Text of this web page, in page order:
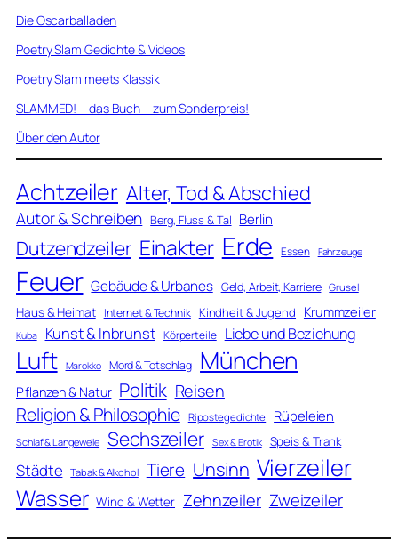
Die Oscarballaden
Poetry Slam Gedichte & Videos
Poetry Slam meets Klassik
SLAMMED! – das Buch – zum Sonderpreis!
Über den Autor
Achtzeiler Alter, Tod & Abschied
Autor & Schreiben Berg, Fluss & Tal Berlin
Dutzendzeiler Einakter Erde Essen Fahrzeuge
Feuer Gebäude & Urbanes Geld, Arbeit, Karriere Grusel
Haus & Heimat Internet & Technik Kindheit & Jugend Krummzeiler
Kuba Kunst & Inbrunst Körperteile Liebe und Beziehung
Luft Marokko Mord & Totschlag München
Pflanzen & Natur Politik Reisen
Religion & Philosophie Ripostegedichte Rüpeleien
Schlaf & Langeweile Sechszeiler Sex & Erotik Speis & Trank
Städte Tabak & Alkohol Tiere Unsinn Vierzeiler
Wasser Wind & Wetter Zehnzeiler Zweizeiler